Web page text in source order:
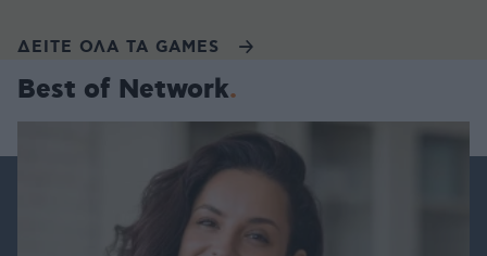
ΔΕΙΤΕ ΟΛΑ ΤΑ GAMES
Best of Network